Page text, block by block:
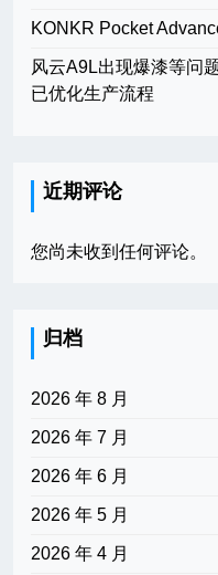
KONKR Pocket
风云A9L出现爆漆等问
已优化生产流程
近期评论
您尚未收到任何评论。
归档
2026 年 8 月
2026 年 7 月
2026 年 6 月
2026 年 5 月
2026 年 4 月